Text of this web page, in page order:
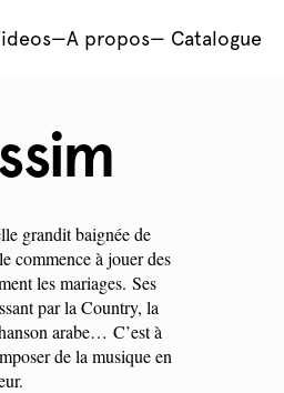
—A propos— Catalogue
grandit baignée de
commence à jouer des
les mariages. Ses
par la Country, la
arabe… C’est à
de la musique en